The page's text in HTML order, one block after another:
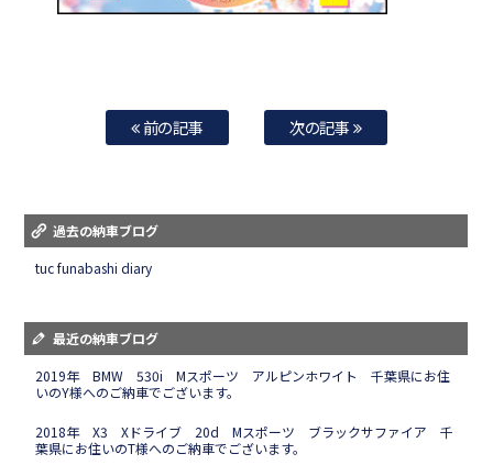
前の記事 次の記事
過去の納車ブログ
tuc funabashi diary
最近の納車ブログ
2019年 BMW 530i Mスポーツ アルピンホワイト 千葉県にお住
いのY様へのご納車でございます。
2018年 X3 Xドライブ 20d Mスポーツ ブラックサファイア 千
葉県にお住いのT様へのご納車でございます。